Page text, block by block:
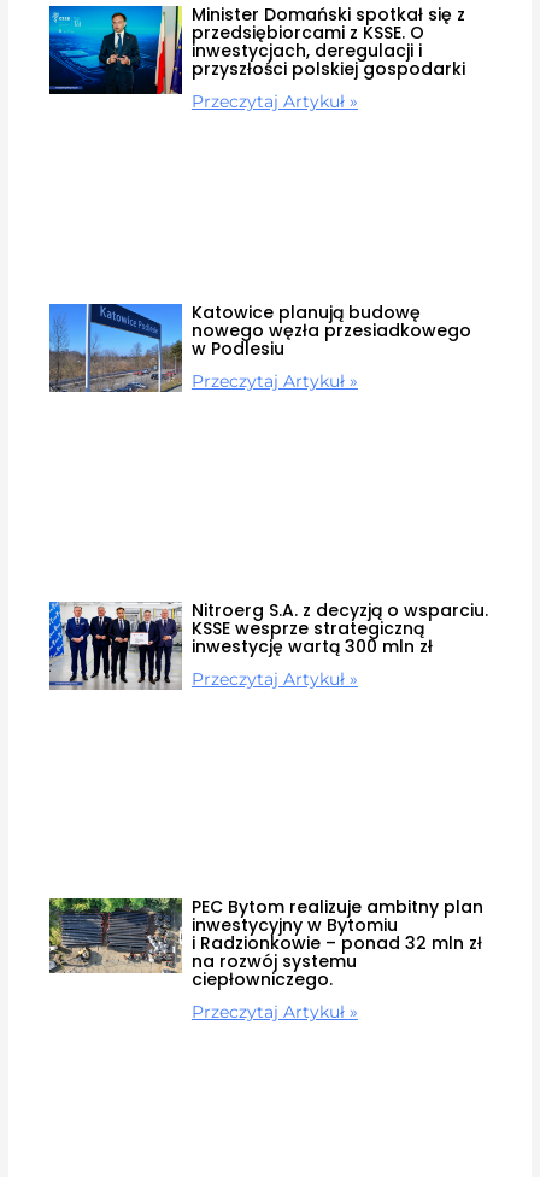
Minister Domański spotkał się z
przedsiębiorcami z KSSE. O
inwestycjach, deregulacji i
przyszłości polskiej gospodarki
Przeczytaj Artykuł »
Katowice planują budowę
nowego węzła przesiadkowego
w Podlesiu
Przeczytaj Artykuł »
Nitroerg S.A. z decyzją o wsparciu.
KSSE wesprze strategiczną
inwestycję wartą 300 mln zł
Przeczytaj Artykuł »
PEC Bytom realizuje ambitny plan
inwestycyjny w Bytomiu
i Radzionkowie – ponad 32 mln zł
na rozwój systemu
ciepłowniczego.
Przeczytaj Artykuł »